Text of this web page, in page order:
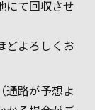
にて回収させ
どよろしくお
通路が予想よ